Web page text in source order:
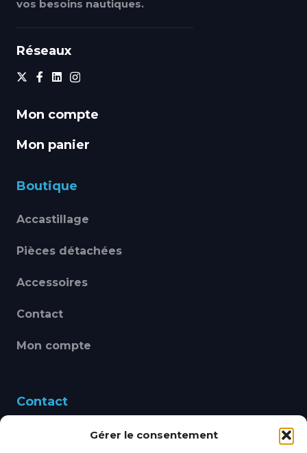
Gérer le consentement
vos besoins nautiques.
Réseaux
Mon compte
Mon panier
Boutique
Accastillage
Pièces détachées
Accessoires
Contact
Mon compte
Contact
460 Avenue Alain Le